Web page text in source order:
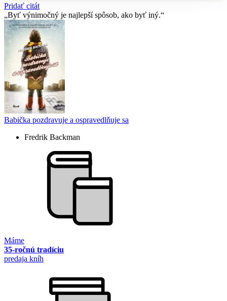
Pridať citát
Byť výnimočný je najlepší spôsob, ako byť iný.
Babička pozdravuje a ospravedlňuje sa
Fredrik Backman
Máme
35-ročnú tradíciu
predaja kníh